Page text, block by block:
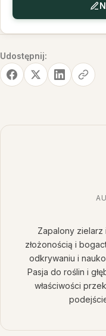
Udostępnij:
Zapalony zielarz
złożonością i
odkrywaniu i
Pasja do roślin i
właściwości